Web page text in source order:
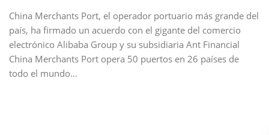
China Merchants Port, el operador portuario más grande del
país, ha firmado un acuerdo con el gigante del comercio
electrónico Alibaba Group y su subsidiaria Ant Financial
China Merchants Port opera 50 puertos en 26 países de
todo el mundo…